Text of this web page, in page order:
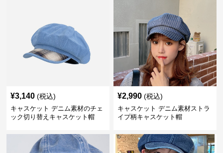
¥3,140 (税込)
キャスケット デニム素材のチェ
ック切り替えキャスケット帽
¥2,990 (税込)
キャスケット デニム素材ストラ
イプ柄キャスケット帽